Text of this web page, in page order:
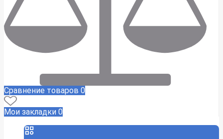
Сравнение товаров 0
Мои закладки 0